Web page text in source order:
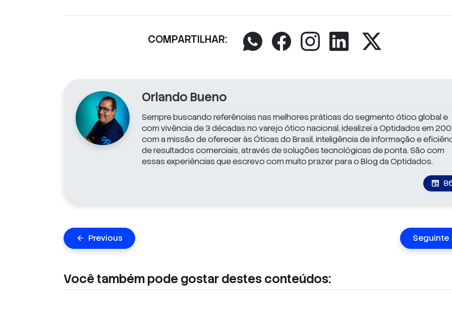
COMPARTILHAR:
Orlando Bueno
Sempre buscando referências nas melhores práticas do segmento ótico global e
com vivência de 3 décadas no varejo ótico nacional, idealizei a Optidados em
com a missão de oferecer às Óticas do Brasil, inteligência de informação e
de resultados comerciais, através de soluções tecnológicas de ponta. São com
essas experiências que escrevo com muito prazer para o Blog da Optidados.
newspaper
Navegação
de
Post
arrow_back Previous Seguinte
Você também pode gostar destes conteúdos: